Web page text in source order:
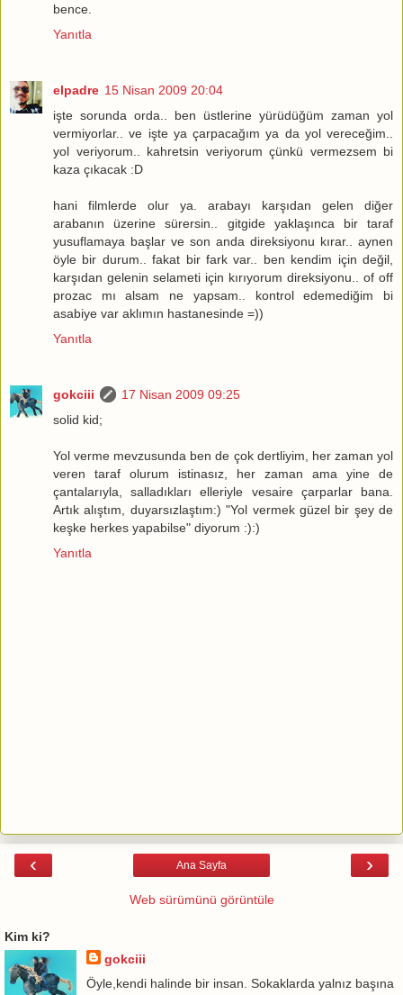
bence.
Yanıtla
elpadre 15 Nisan 2009 20:04
işte sorunda orda.. ben üstlerine yürüdüğüm zaman yol
vermiyorlar.. ve işte ya çarpacağım ya da yol vereceğim..
yol veriyorum.. kahretsin veriyorum çünkü vermezsem bi
kaza çıkacak :D
hani filmlerde olur ya. arabayı karşıdan gelen diğer
arabanın üzerine sürersin.. gitgide yaklaşınca bir taraf
yusuflamaya başlar ve son anda direksiyonu kırar.. aynen
öyle bir durum.. fakat bir fark var.. ben kendim için değil,
karşıdan gelenin selameti için kırıyorum direksiyonu.. of off
prozac mı alsam ne yapsam.. kontrol edemediğim bi
asabiye var aklımın hastanesinde =))
Yanıtla
gokciii
17 Nisan 2009 09:25
solid kid;
Yol verme mevzusunda ben de çok dertliyim, her zaman yol
veren taraf olurum istinasız, her zaman ama yine de
çantalarıyla, salladıkları elleriyle vesaire çarparlar bana.
Artık alıştım, duyarsızlaştım:) "Yol vermek güzel bir şey de
keşke herkes yapabilse" diyorum :):)
Yanıtla
‹ ›
Ana Sayfa
Web sürümünü görüntüle
Kim ki?
gokciii
Öyle,kendi halinde bir insan. Sokaklarda yalnız başına